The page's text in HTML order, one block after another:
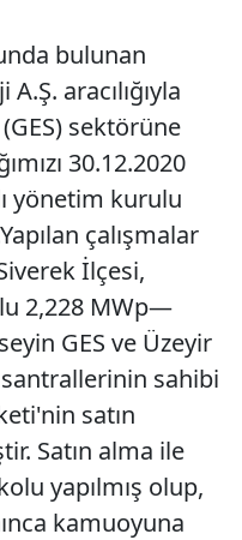
bulunan
aracılığıyla
sektörüne
30.12.2020
yönetim kurulu
çalışmalar
İlçesi,
2,228 MWp—
GES ve Üzeyir
sahibi
satın
Satın alma ile
yapılmış olup,
kamuoyuna